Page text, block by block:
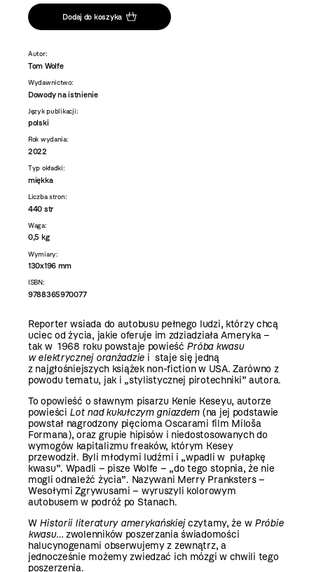
Dodaj do koszyka
Autor:
Tom Wolfe
Wydawnictwo:
Dowody na istnienie
Język publikacji:
polski
Rok wydania:
2022
Typ okładki:
miękka
Liczba stron:
440 str
Waga:
0,5 kg
Wymiary:
130x196 mm
ISBN:
9788365970077
Reporter wsiada do autobusu pełnego ludzi, którzy chcą
uciec od życia, jakie oferuje im zdziadziała Ameryka –
tak w 1968 roku powstaje powieść Próba kwasu
w elektrycznej oranżadzie i staje się jedną
z najgłośniejszych książek non-fiction w USA. Zarówno z
powodu tematu, jak i „stylistycznej pirotechniki” autora.
To opowieść o sławnym pisarzu Kenie Keseyu, autorze
powieści Lot nad kukułczym gniazdem (na jej podstawie
powstał nagrodzony pięcioma Oscarami film Miloša
Formana), oraz grupie hipisów i niedostosowanych do
wymogów kapitalizmu freaków, którym Kesey
przewodził. Byli młodymi ludźmi i „wpadli w pułapkę
kwasu”. Wpadli – pisze Wolfe – „do tego stopnia, że nie
mogli odnaleźć życia”. Nazywani Merry Pranksters –
Wesołymi Zgrywusami – wyruszyli kolorowym
autobusem w podróż po Stanach.
W Historii literatury amerykańskiejczytamy, że w Próbie
kwasu… zwolenników poszerzania świadomości
halucynogenami obserwujemy z zewnątrz, a
jednocześnie możemy zwiedzać ich mózgi w chwili tego
poszerzenia.